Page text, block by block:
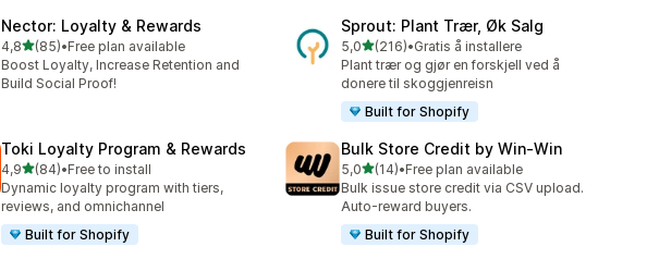
Nector: Loyalty & Rewards
4,8av 5 stjerner
(85)
Totalt 85 omtaler
•Free plan available
Boost Loyalty, Increase Retention and
Build Social Proof!
Sprout: Plant Trær, Øk Salg
5,0av 5 stjerner
(216)
Totalt 216 omtaler
•Gratis å installere
Plant trær og gjør en forskjell ved å
donere til skoggjenreisn
Built for Shopify
Toki Loyalty Program & Rewards
4,9av 5 stjerner
(84)
Totalt 84 omtaler
•Free to install
Dynamic loyalty program with tiers,
reviews, and omnichannel
Built for Shopify
Bulk Store Credit by Win‑Win
5,0av 5 stjerner
(14)
Totalt 14 omtaler
•Free plan available
Bulk issue store credit via CSV upload.
Auto-reward buyers.
Built for Shopify